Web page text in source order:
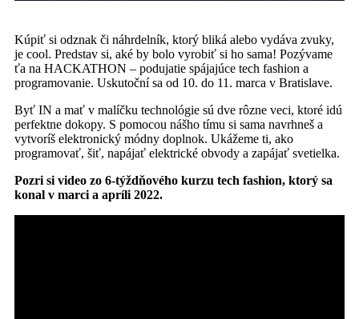
Kúpiť si odznak či náhrdelník, ktorý bliká alebo vydáva zvuky,
je cool. Predstav si, aké by bolo vyrobiť si ho sama! Pozývame
ťa na HACKATHON – podujatie spájajúce tech fashion a
programovanie. Uskutoční sa od 10. do 11. marca v Bratislave.
Byť IN a mať v malíčku technológie sú dve rôzne veci, ktoré idú
perfektne dokopy. S pomocou nášho tímu si sama navrhneš a
vytvoríš elektronický módny doplnok. Ukážeme ti, ako
programovať, šiť, napájať elektrické obvody a zapájať svetielka.
Pozri si video zo 6-týždňového kurzu tech fashion, ktorý sa
konal v marci a apríli 2022.